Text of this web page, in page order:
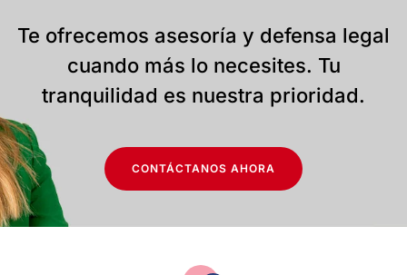
Te ofrecemos asesoría y defensa legal
cuando más lo necesites. Tu
tranquilidad es nuestra prioridad.
CONTÁCTANOS AHORA